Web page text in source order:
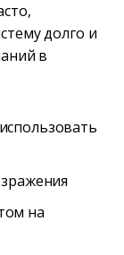
долго и
в
на